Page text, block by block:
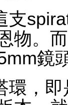
支
物。
鏡
環，